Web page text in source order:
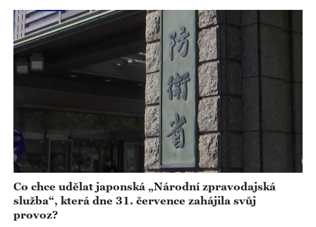
Co chce udělat japonská „Národní zpravodajská
služba“, která dne 31. července zahájila svůj
provoz?